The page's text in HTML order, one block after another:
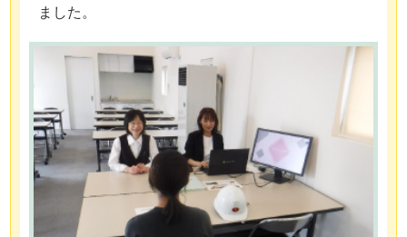
ました。